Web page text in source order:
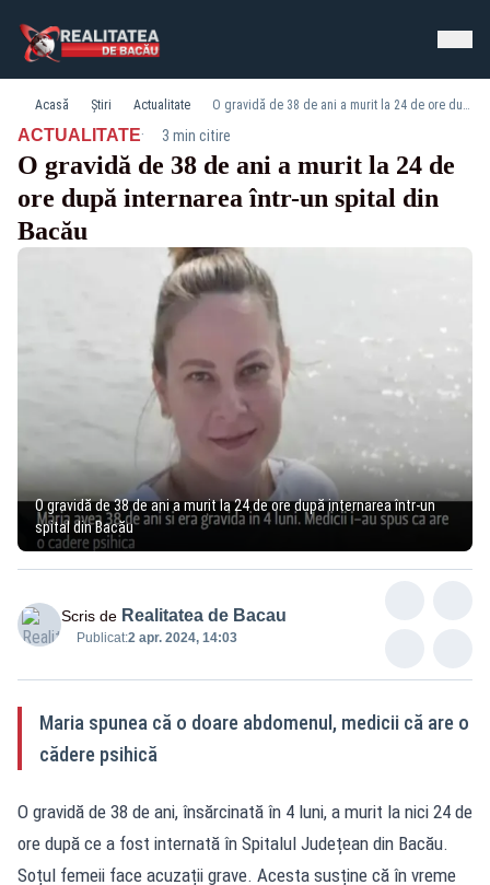
Acasă Știri Actualitate O gravidă de 38 de ani a murit la 24 de ore după internarea într-un spital din Bacău
ACTUALITATE· 3 min citire
O gravidă de 38 de ani a murit la 24 de
ore după internarea într-un spital din
Bacău
O gravidă de 38 de ani a murit la 24 de ore după internarea într-un
spital din Bacău
Scris de Realitatea de Bacau
Publicat:2 apr. 2024, 14:03
Maria spunea că o doare abdomenul, medicii că are o
cădere psihică
O gravidă de 38 de ani, însărcinată în 4 luni, a murit la nici 24 de
ore după ce a fost internată în Spitalul Județean din Bacău.
Soțul femeii face acuzații grave. Acesta susține că în vreme